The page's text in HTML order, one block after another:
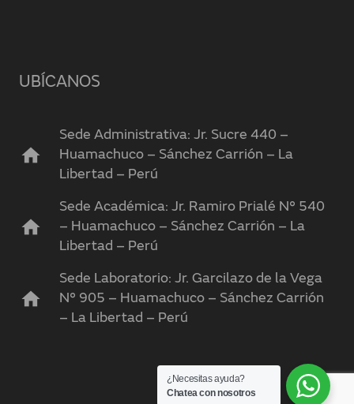
UBÍCANOS
home
Sede Administrativa: Jr. Sucre 440 –
Huamachuco – Sánchez Carrión – La
Libertad – Perú
home
Sede Académica: Jr. Ramiro Prialé N° 540
– Huamachuco – Sánchez Carrión – La
Libertad – Perú
home
Sede Laboratorio: Jr. Garcilazo de la Vega
N° 905 – Huamachuco – Sánchez Carrión
– La Libertad – Perú
¿Necesitas ayuda?
Chatea con nosotros